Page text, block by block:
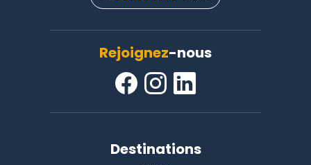
Rejoignez-nous
Destinations